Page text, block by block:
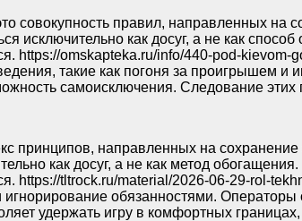
совокупность правил, направленных на
исключительно как досуг, а не как
https://omskapteka.ru/info/440-pod-
такие как погоня за проигрышем
самоисключения. Следование
принципов, направленных на
как досуг, а не как метод
https://tltrock.ru/material/2026-06-29-rol-
обязанностями.
удержать игру в комфортных